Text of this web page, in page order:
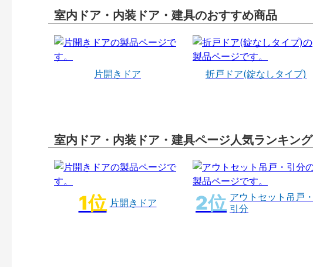
室内ドア・内装ドア・建具のおすすめ商品
片開きドア 折戸ドア(錠なしタイプ)
室内ドア・内装ドア・建具ページ人気ランキング
片開きドア
アウトセット吊戸・
引分